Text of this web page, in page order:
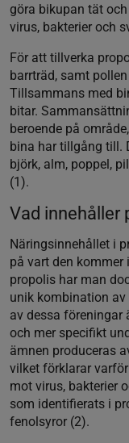
göra bikupan tät
virus, bakterier och
För att tillverka
barrträd, samt
Tillsammans med
bitar.
beroende på
bina har tillgång till.
björk, alm, poppel,
(1).
Vad innehåller
Näringsinnehållet i
på vart den
propolis har man
unik kombination
av dessa föreningar
och mer specifikt
ämnen produceras
vilket förklarar
mot virus, bakterier
som identifierats i
fenolsyror (2).